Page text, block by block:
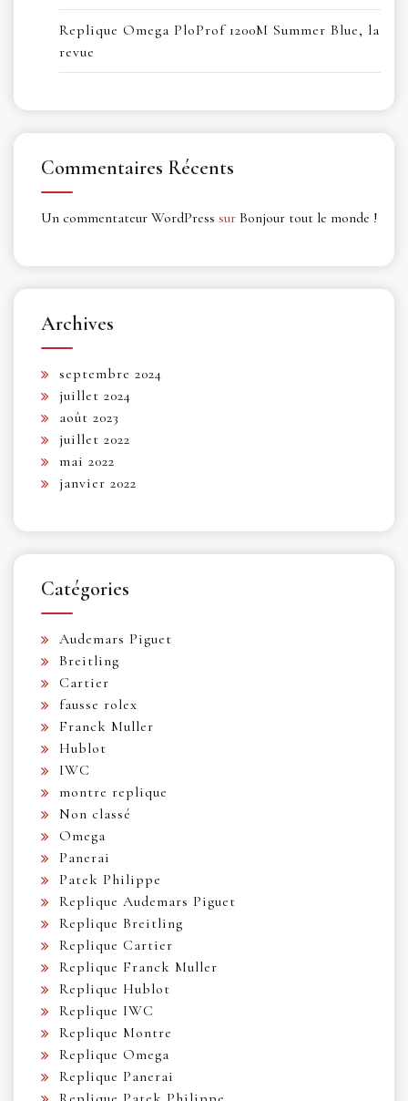
Replique Omega PloProf 1200M Summer Blue, la
revue
Commentaires Récents
Un commentateur WordPress sur Bonjour tout le monde !
Archives
septembre 2024
juillet 2024
août 2023
juillet 2022
mai 2022
janvier 2022
Catégories
Audemars Piguet
Breitling
Cartier
fausse rolex
Franck Muller
Hublot
IWC
montre replique
Non classé
Omega
Panerai
Patek Philippe
Replique Audemars Piguet
Replique Breitling
Replique Cartier
Replique Franck Muller
Replique Hublot
Replique IWC
Replique Montre
Replique Omega
Replique Panerai